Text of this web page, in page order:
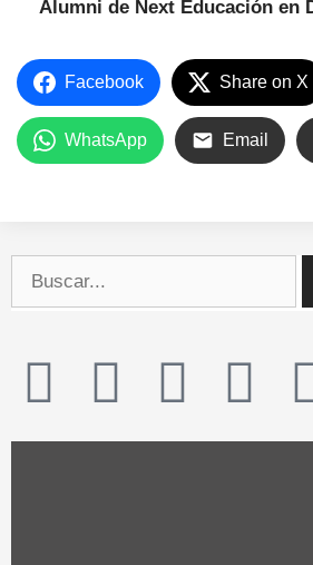
Alumni de Next Educación en
Facebook Share on X
WhatsApp Email